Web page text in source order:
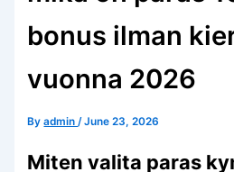
bonus ilman
vuonna 2026
Byadmin /June 23, 2026
Miten valita paras